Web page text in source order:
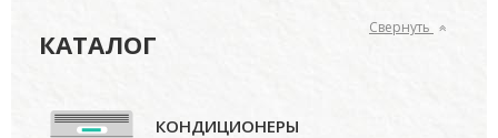
КАТАЛОГ
Свернуть
КОНДИЦИОНЕРЫ